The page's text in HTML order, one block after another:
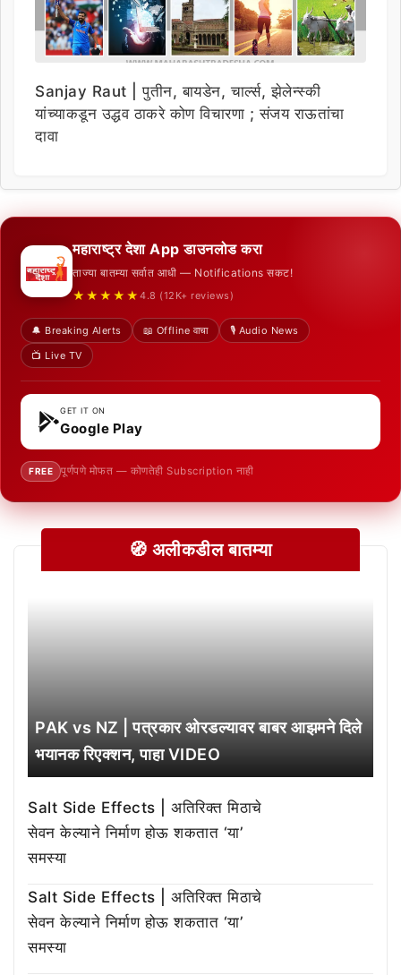
Sanjay Raut | पुतीन, बायडेन, चार्ल्स, झेलेन्स्की
यांच्याकडून उद्धव ठाकरे कोण विचारणा ; संजय राऊतांचा
दावा
महाराष्ट्र देशा App डाउनलोड करा
ताज्या बातम्या सर्वात आधी — Notifications सकट!
★★★★★ 4.8 (12K+ reviews)
🔔 Breaking Alerts 📖 Offline वाचा
🎙️ Audio News
📺 Live TV
GET IT ON
Google Play
FREE पूर्णपणे मोफत — कोणतेही Subscription नाही
🧭 अलीकडील बातम्या
PAK vs NZ | पत्रकार ओरडल्यावर बाबर आझमने दिले
भयानक रिएक्शन, पाहा VIDEO
Salt Side Effects | अतिरिक्त मिठाचे
सेवन केल्याने निर्माण होऊ शकतात ‘या’
समस्या
Salt Side Effects | अतिरिक्त मिठाचे
सेवन केल्याने निर्माण होऊ शकतात ‘या’
समस्या